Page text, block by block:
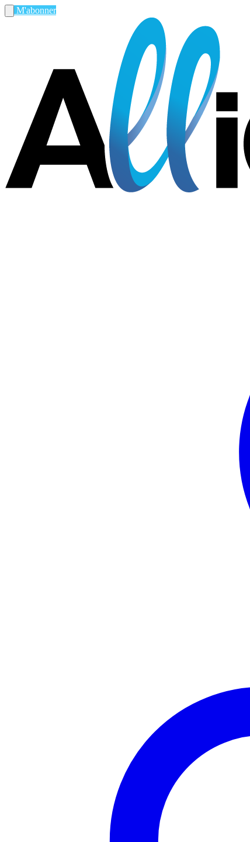
M'abonner